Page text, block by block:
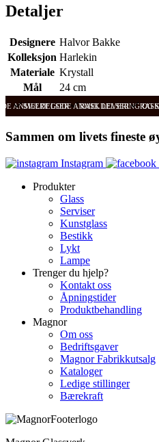
Detaljer
Designere Halvor Bakke
Kolleksjon Harlekin
Materiale Krystall
Mål
24 cm
ANMELDELSER RASK LEVERING OG
SVÆRT GODE ANMELDELSER
Sammen om livets fineste
Instagram
Produkter
Glass
Serviser
Kunstglass
Bestikk
Lykt
Lampe
Trenger du hjelp?
Kontakt oss
Åpningstider
Produktbehandling
Magnor
Om oss
Bedriftsgaver
Magnor Fabrikkutsalg
Kataloger
Ledige stillinger
Bærekraft